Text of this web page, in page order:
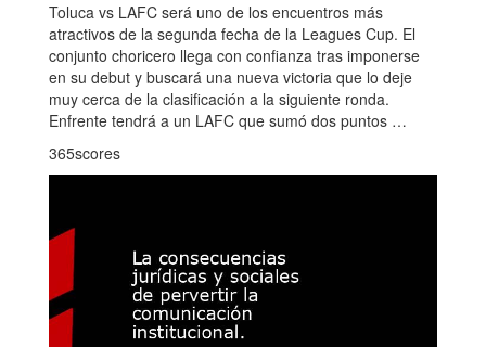
Toluca vs LAFC será uno de los encuentros más
atractivos de la segunda fecha de la Leagues Cup. El
conjunto choricero llega con confianza tras imponerse
en su debut y buscará una nueva victoria que lo deje
muy cerca de la clasificación a la siguiente ronda.
Enfrente tendrá a un LAFC que sumó dos puntos …
365scores